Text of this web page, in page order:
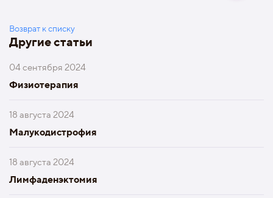
Возврат к списку
Другие статьи
04 сентября 2024
Физиотерапия
18 августа 2024
Малукодистрофия
18 августа 2024
Лимфаденэктомия